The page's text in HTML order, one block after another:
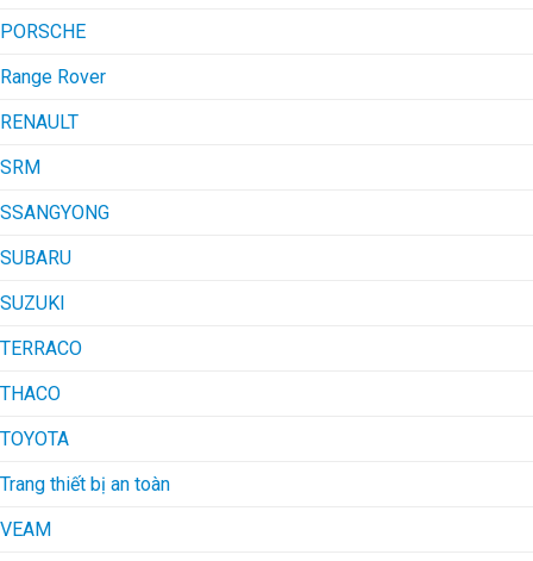
PORSCHE
Range Rover
RENAULT
SRM
SSANGYONG
SUBARU
SUZUKI
TERRACO
THACO
TOYOTA
Trang thiết bị an toàn
VEAM